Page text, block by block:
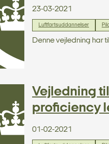
23-03-2021
Luftfartsuddannelser
Denne vejledning har
Vejledning
proficiency
01-02-2021